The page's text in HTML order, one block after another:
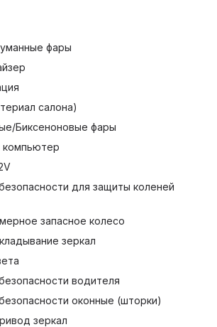
фары
салона)
Биксеноновые фары
компьютер
для защиты коленей
запасное колесо
зеркал
водителя
оконные (шторки)
зеркал